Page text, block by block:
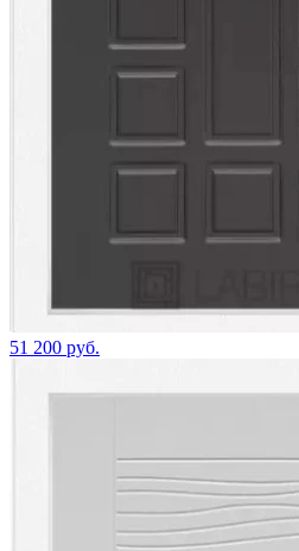
51 200 руб.